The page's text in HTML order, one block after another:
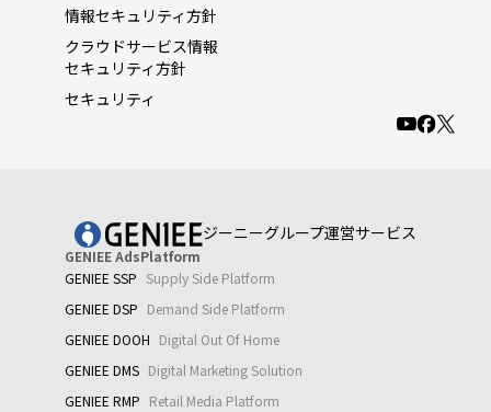
情報セキュリティ方針
クラウドサービス情報
セキュリティ方針
セキュリティ
ジーニーグループ運営サービス
GENIEE AdsPlatform
GENIEE SSP Supply Side Platform
GENIEE DSP Demand Side Platform
GENIEE DOOH Digital Out Of Home
GENIEE DMS Digital Marketing Solution
GENIEE RMP Retail Media Platform